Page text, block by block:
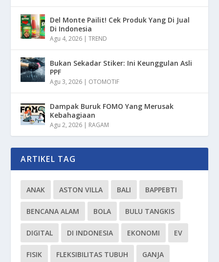
Del Monte Pailit! Cek Produk Yang Di Jual
Di Indonesia
Agu 4, 2026 |TREND
Bukan Sekadar Stiker: Ini Keunggulan Asli
PPF
Agu 3, 2026 | OTOMOTIF
Dampak Buruk FOMO Yang Merusak
Kebahagiaan
Agu 2, 2026 | RAGAM
ARTIKEL TAG
ANAK ASTON VILLA BALI BAPPEBTI
BENCANA ALAM BOLA BULU TANGKIS
DIGITAL DI INDONESIA EKONOMI EV
FISIK FLEKSIBILITAS TUBUH GANJA